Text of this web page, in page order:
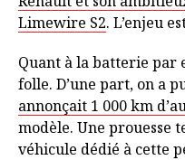
Limewire S2. L’enjeu
Quant à la batterie par
folle. D’une part, on a
annonçait 1 000 km
modèle. Une prouesse
véhicule dédié à cette